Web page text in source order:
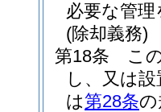
必要な管
(除却義務)
第18条
こ
し、又は
は第28条